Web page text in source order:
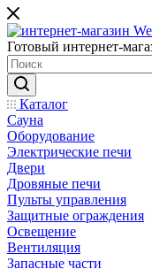
Готовый интернет-
Каталог
Сауна
Оборудование
Электрические печи
Двери
Дровяные печи
Пульты управления
Защитные ограждения
Освещение
Вентиляция
Запасные части